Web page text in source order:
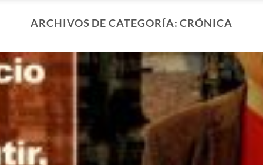
ARCHIVOS DE CATEGORÍA:CRÓNICA